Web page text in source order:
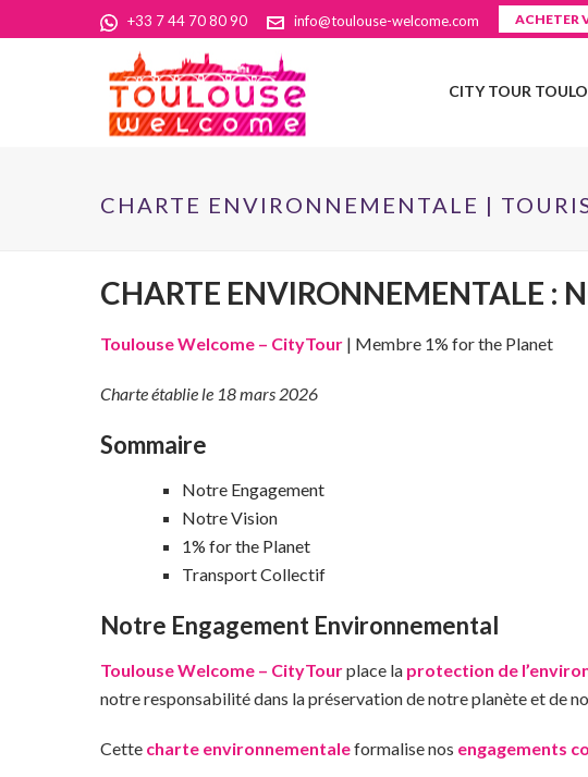
+33 7 44 70 80 90 info@toulouse-welcome.com ACHETER
CITY TOUR
CHARTE ENVIRONNEMENTALE |
CHARTE ENVIRONNEMENTALE :
Toulouse Welcome – CityTour | Membre 1% for the Planet
Charte établie le 18 mars 2026
Sommaire
Notre Engagement
Notre Vision
1% for the Planet
Transport Collectif
Notre Engagement Environnemental
Toulouse Welcome – CityTourplace la protection de
notre responsabilité dans la préservation de notre planète et de
Cette charte environnementaleformalise nos engagements